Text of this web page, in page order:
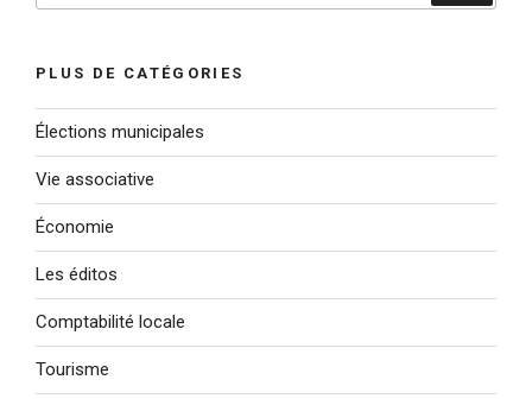
PLUS DE CATÉGORIES
Élections municipales
Vie associative
Économie
Les éditos
Comptabilité locale
Tourisme